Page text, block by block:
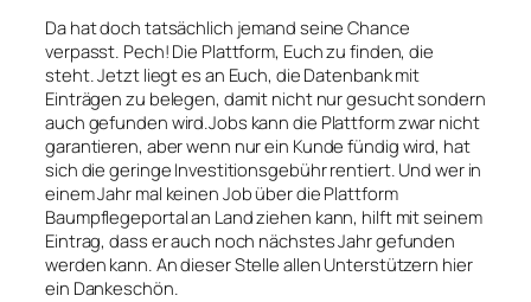
Da hat doch tatsächlich jemand seine Chance
verpasst. Pech! Die Plattform, Euch zu finden, die
steht. Jetzt liegt es an Euch, die Datenbank mit
Einträgen zu belegen, damit nicht nur gesucht sondern
auch gefunden wird.Jobs kann die Plattform zwar nicht
garantieren, aber wenn nur ein Kunde fündig wird, hat
sich die geringe Investitionsgebühr rentiert. Und wer in
einem Jahr mal keinen Job über die Plattform
Baumpflegeportal an Land ziehen kann, hilft mit seinem
Eintrag, dass er auch noch nächstes Jahr gefunden
werden kann. An dieser Stelle allen Unterstützern hier
ein Dankeschön.